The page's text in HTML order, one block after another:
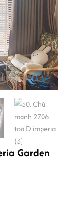
Garden